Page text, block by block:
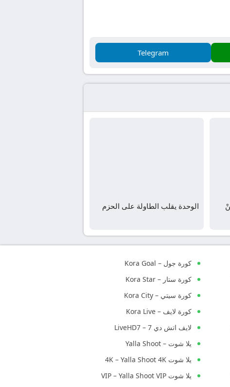
Telegram
الوحدة يقلب الطاولة على الحزم
كورة جول – Kora Goal
كورة ستار – Kora Star
كورة سيتي – Kora City
كورة لايف – Kora Live
لايف اتش دي 7 – LiveHD7
يلا شوت – Yalla Shoot
يلا شوت 4K – Yalla Shoot 4K
يلا شوت VIP – Yalla Shoot VIP